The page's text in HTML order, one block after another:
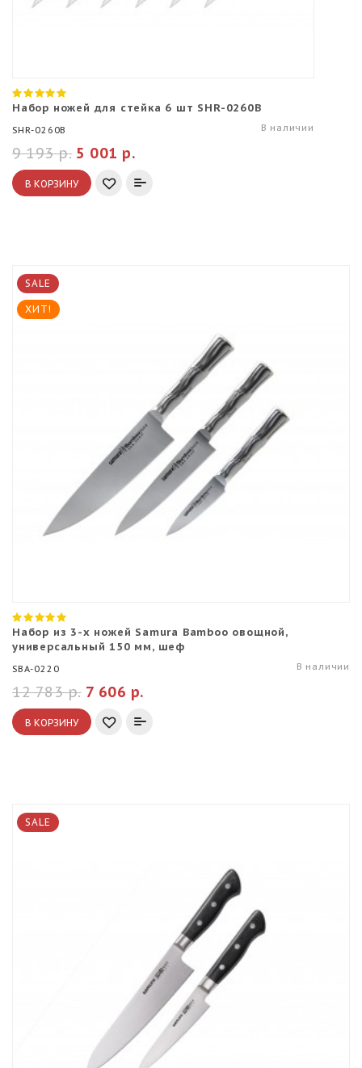
Набор ножей для стейка 6 шт SHR-0260B
SHR-0260B В наличии
5 001 р.
9 193 р.
В КОРЗИНУ
SALE
ХИТ!
Набор из 3-х ножей Samura Bamboo овощной,
универсальный 150 мм, шеф
SBA-0220 В наличии
7 606 р.
12 783 р.
В КОРЗИНУ
SALE